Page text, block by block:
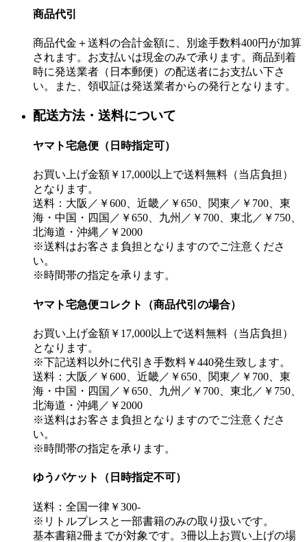
商品代引
商品代金＋送料の合計金額に、別途手数料400円が加算
されます。お支払いは現金のみで承ります。商品到着
時に発送業者（日本郵便）の配送者にお支払い下さ
い。また、領収証は発送業者からの発行となります。
配送方法・送料について
ヤマト宅急便（日時指定可）
お買い上げ金額￥17,000以上で送料無料（当店負担）
となります。
送料：大阪／￥600、近畿／￥650、関東／￥700、東
海・中国・四国／￥650、九州／￥700、東北／￥750、
北海道・沖縄／￥2000
※送料はお客さま負担となりますのでご注意くださ
い。
※時間帯の指定を承ります。
ヤマト宅急便コレクト（商品代引の場合）
お買い上げ金額￥17,000以上で送料無料（当店負担）
となります。
※下記送料以外に代引き手数料￥440発生致します。
送料：大阪／￥600、近畿／￥650、関東／￥700、東
海・中国・四国／￥650、九州／￥700、東北／￥750、
北海道・沖縄／￥2000
※送料はお客さま負担となりますのでご注意くださ
い。
※時間帯の指定を承ります。
ゆうパケット（日時指定不可）
送料：全国一律￥300-
※リトルプレスと一部書籍のみの取り扱いです。
基本書籍2冊までが対象です。3冊以上お買い上げの場